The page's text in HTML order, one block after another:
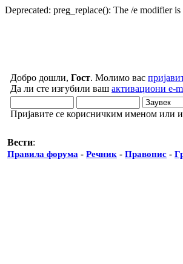
Deprecated: preg_replace(): The /e modifier
Добро дошли, Гост. Молимо вас
Да ли сте изгубили ваш активациони e-
Пријавите се корисничким именом или
Вести:
Правила форума - Речник - Правопис -